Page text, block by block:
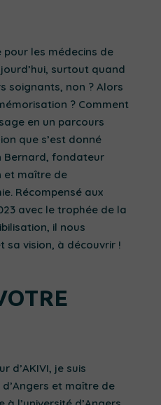
pour les médecins de
surtout quand
soignants, non ? Alors
? Comment
en un parcours
que s’est donné
Bernard, fondateur
et maître de
Récompensé aux
avec le trophée de la
il nous
sa vision, à découvrir !
d’AKIVI, je suis
et maître de